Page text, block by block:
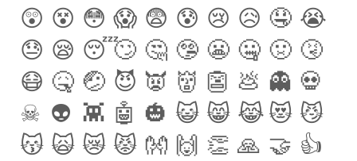
😲 😵 😳 😱 😨 😰 😢 😥 🤤 😭
😓 😪 😴🙄 🤔 🤥 😬 🤐 🤢 🤧
😷 🤒 🤕 😈 👿 👹 👺 💩 👻 💀
☠ 👽 👾 🤖 🎃 😺 😸 😹 😻 😼
😽 🙀 😿 😾 👐 🙌 👏 🙏 🤝 👍